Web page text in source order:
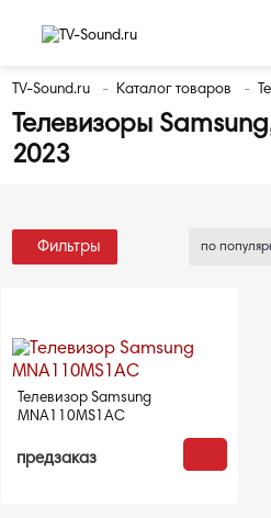
TV-Sound.ru Каталог товаров
Телевизоры
2023
Фильтры
Телевизор Samsung
MNA110MS1AC
предзаказ